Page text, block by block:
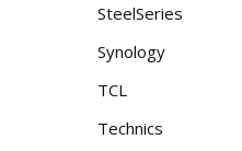
SteelSeries
Synology
TCL
Technics